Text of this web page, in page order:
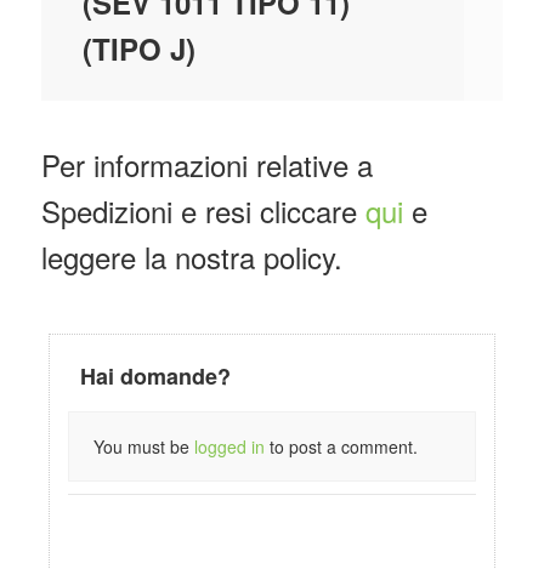
(TIPO J)
Per informazioni relative a
Spedizioni e resi cliccare qui e
leggere la nostra policy.
Hai domande?
You must be logged in to post a comment.